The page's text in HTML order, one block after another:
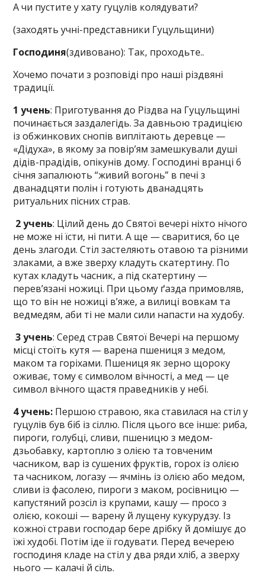
А чи пустите у хату гуцулів колядувати?
(заходять учні-представники Гуцульщини)
Господиня(здивовано): Так, проходьте..
Хочемо почати з розповіді про наші різдвяні
традиції.
1 учень: Приготування до Різдва на Гуцульщині
починається заздалегідь. За давньою традицією
із обжинкових снопів виплітають деревце —
«Дідуха», в якому за повір’ям замешкували душі
дідів-прадідів, опікунів дому. Господині вранці 6
січня запалюють “живий вогонь” в печі з
дванадцяти полін і готують дванадцять
ритуальних пісних страв.
2 учень: Цілий день до Святої вечері ніхто нічого
не може ні їсти, ні пити. А ще — сваритися, бо це
день злагоди. Стіл застеляють отавою та різними
злаками, а вже зверху кладуть скатертину. По
кутах кладуть часник, а під скатертину —
перев’язані ножиці. При цьому ґазда примовляв,
що то він не ножиці в’яже, а вилиці вовкам та
ведмедям, аби ті не мали сили напасти на худобу.
3 учень: Серед страв Святої Вечері на першому
місці стоїть кутя — варена пшениця з медом,
маком та горіхами. Пшениця як зерно щороку
оживає, тому є символом вічності, а мед — це
символ вічного щастя праведників у небі.
4 учень: Першою стравою, яка ставилася на стіл у
гуцулів був біб із сіллю. Після цього все інше: риба,
пироги, голубці, сливи, пшеницю з медом-
дзьобавку, картоплю з олією та товченим
часником, вар із сушених фруктів, горох із олією
та часником, логазу — ячмінь із олією або медом,
сливи із фасолею, пироги з маком, росівницю —
капустяний розсіл із крупами, кашу — просо з
олією, кокоші — варену й лущену кукурудзу. Із
кожної страви господар бере дрібку й домішує до
їжі худобі. Потім іде її годувати. Перед вечерею
господиня кладе на стіл у два ряди хліб, а зверху
нього — калачі й сіль.